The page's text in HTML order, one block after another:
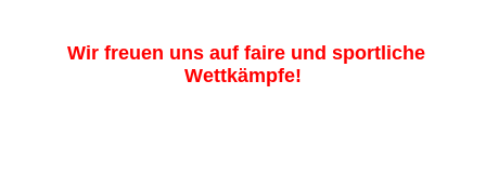
Wir freuen uns auf faire und sportliche
Wettkämpfe!